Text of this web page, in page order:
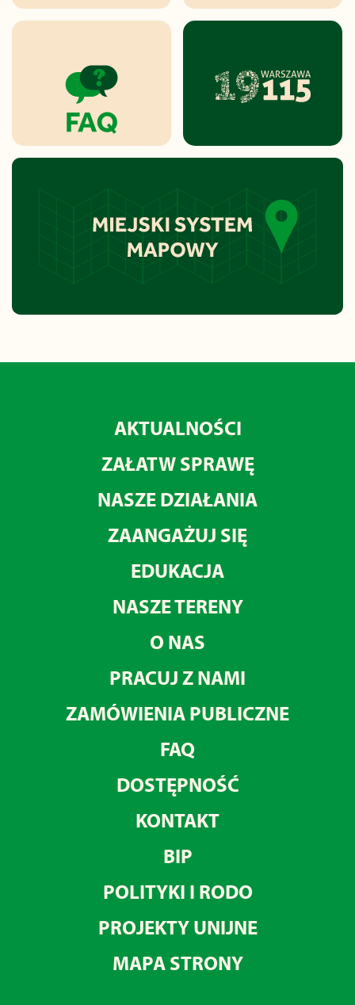
AKTUALNOŚCI
ZAŁATW SPRAWĘ
NASZE DZIAŁANIA
ZAANGAŻUJ SIĘ
EDUKACJA
NASZE TERENY
O NAS
PRACUJ Z NAMI
ZAMÓWIENIA PUBLICZNE
FAQ
DOSTĘPNOŚĆ
KONTAKT
BIP
POLITYKI I RODO
PROJEKTY UNIJNE
MAPA STRONY